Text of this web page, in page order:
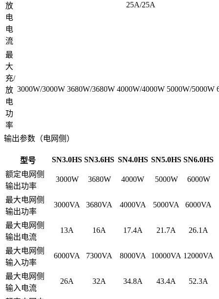
放
电
电
流
25A/25A
最
大
充/
放
电
功
率
3000W/3000W 3680W/3680W 4000W/4000W 5000W/5000W
输出参数（电网侧）
型号 SN3.0HS SN3.6HS SN4.0HS SN5.0HS SN6.0HS
额定电网侧
输出功率
3000W 3680W 4000W 5000W 6000W
最大电网侧
输出功率
3000VA 3680VA 4000VA 5000VA 6000VA
最大电网侧
输出电流
13A 16A 17.4A 21.7A 26.1A
最大电网侧
输入功率
6000VA 7300VA 8000VA 10000VA 12000VA
最大电网侧
输入电流
26A 32A 34.8A 43.4A 52.3A